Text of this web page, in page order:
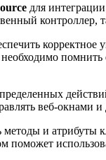
для
контроллер,
помнить
веб-окнами
и
поможет